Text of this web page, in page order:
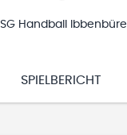
SG Handball
SPIELBERICHT